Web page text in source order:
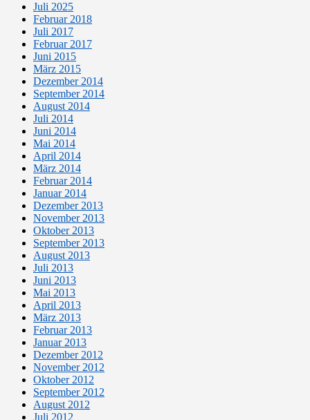
Juli 2025
Februar 2018
Juli 2017
Februar 2017
Juni 2015
März 2015
Dezember 2014
September 2014
August 2014
Juli 2014
Juni 2014
Mai 2014
April 2014
März 2014
Februar 2014
Januar 2014
Dezember 2013
November 2013
Oktober 2013
September 2013
August 2013
Juli 2013
Juni 2013
Mai 2013
April 2013
März 2013
Februar 2013
Januar 2013
Dezember 2012
November 2012
Oktober 2012
September 2012
August 2012
Juli 2012